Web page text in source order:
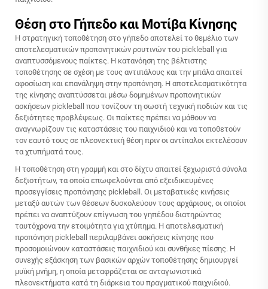
Θέση στο Γήπεδο και Μοτίβα Κίνησης
Η στρατηγική τοποθέτηση στο γήπεδο αποτελεί το θεμέλιο των
αποτελεσματικών προπονητικών ρουτινών του pickleball για
αναπτυσσόμενους παίκτες. Η κατανόηση της βέλτιστης
τοποθέτησης σε σχέση με τους αντιπάλους και την μπάλα απαιτεί
αφοσίωση και επανάληψη στην προπόνηση. Η αποτελεσματικότητα
της κίνησης αναπτύσσεται μέσω δομημένων προπονητικών
ασκήσεων pickleball που τονίζουν τη σωστή τεχνική ποδιών και τις
δεξιότητες προβλέψεως. Οι παίκτες πρέπει να μάθουν να
αναγνωρίζουν τις καταστάσεις του παιχνιδιού και να τοποθετούν
τον εαυτό τους σε πλεονεκτική θέση πριν οι αντίπαλοι εκτελέσουν
τα χτυπήματά τους.
Η τοποθέτηση στη γραμμή και στο δίχτυ απαιτεί ξεχωριστά σύνολα
δεξιοτήτων, τα οποία επωφελούνται από εξειδικευμένες
προσεγγίσεις προπόνησης pickleball. Οι μεταβατικές κινήσεις
μεταξύ αυτών των θέσεων δυσκολεύουν τους αρχάριους, οι οποίοι
πρέπει να αναπτύξουν επίγνωση του γηπέδου διατηρώντας
ταυτόχρονα την ετοιμότητα για χτύπημα. Η αποτελεσματική
προπόνηση pickleball περιλαμβάνει ασκήσεις κίνησης που
προσομοιώνουν καταστάσεις παιχνιδιού και συνθήκες πίεσης. Η
συνεχής εξάσκηση των βασικών αρχών τοποθέτησης δημιουργεί
μυϊκή μνήμη, η οποία μεταφράζεται σε ανταγωνιστικά
πλεονεκτήματα κατά τη διάρκεια του πραγματικού παιχνιδιού.